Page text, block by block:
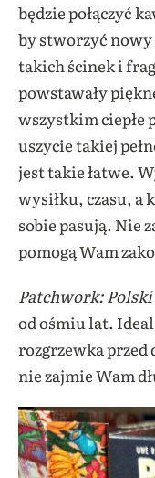
będzie połączyć
by stworzyć nowy
takich ścinek i
powstawały
wszystkim ciepłe
uszycie takiej
jest takie łatwe.
wysiłku, czasu, a
sobie pasują. Nie
pomogą Wam
Patchwork:
od ośmiu lat.
rozgrzewka przed
nie zajmie Wam